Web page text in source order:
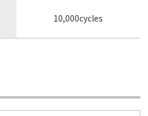
10,000cycles